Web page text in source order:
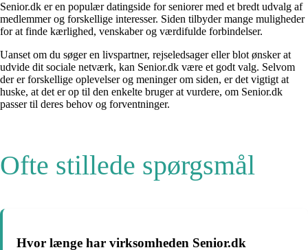
Senior.dk er en populær datingside for seniorer med et bredt udvalg af
medlemmer og forskellige interesser. Siden tilbyder mange muligheder
for at finde kærlighed, venskaber og værdifulde forbindelser.
Uanset om du søger en livspartner, rejseledsager eller blot ønsker at
udvide dit sociale netværk, kan Senior.dk være et godt valg. Selvom
der er forskellige oplevelser og meninger om siden, er det vigtigt at
huske, at det er op til den enkelte bruger at vurdere, om Senior.dk
passer til deres behov og forventninger.
Ofte stillede spørgsmål
Hvor længe har virksomheden Senior.dk